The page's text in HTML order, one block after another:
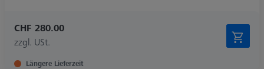
CHF 280.00
zzgl. USt.
Längere Lieferzeit